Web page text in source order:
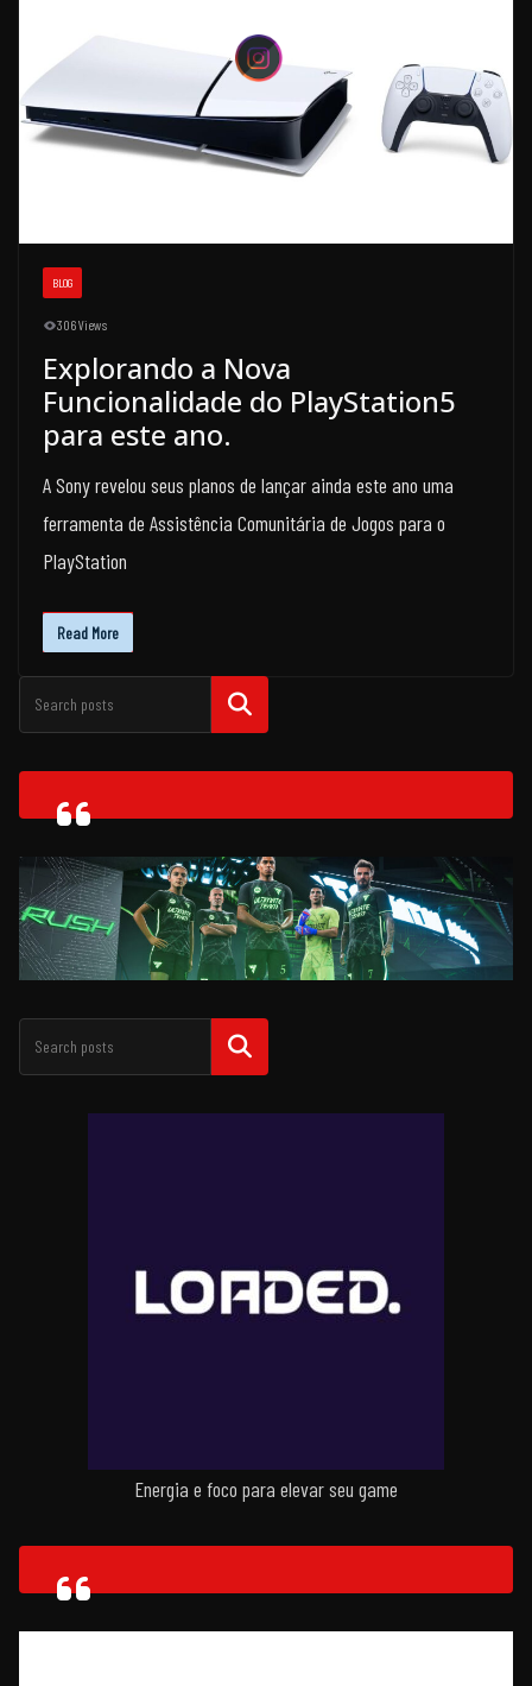
BLOG
306 Views
Explorando a Nova
Funcionalidade do PlayStation5
para este ano.
A Sony revelou seus planos de lançar ainda este ano uma
ferramenta de Assistência Comunitária de Jogos para o
PlayStation
Read More
Energia e foco para elevar seu game